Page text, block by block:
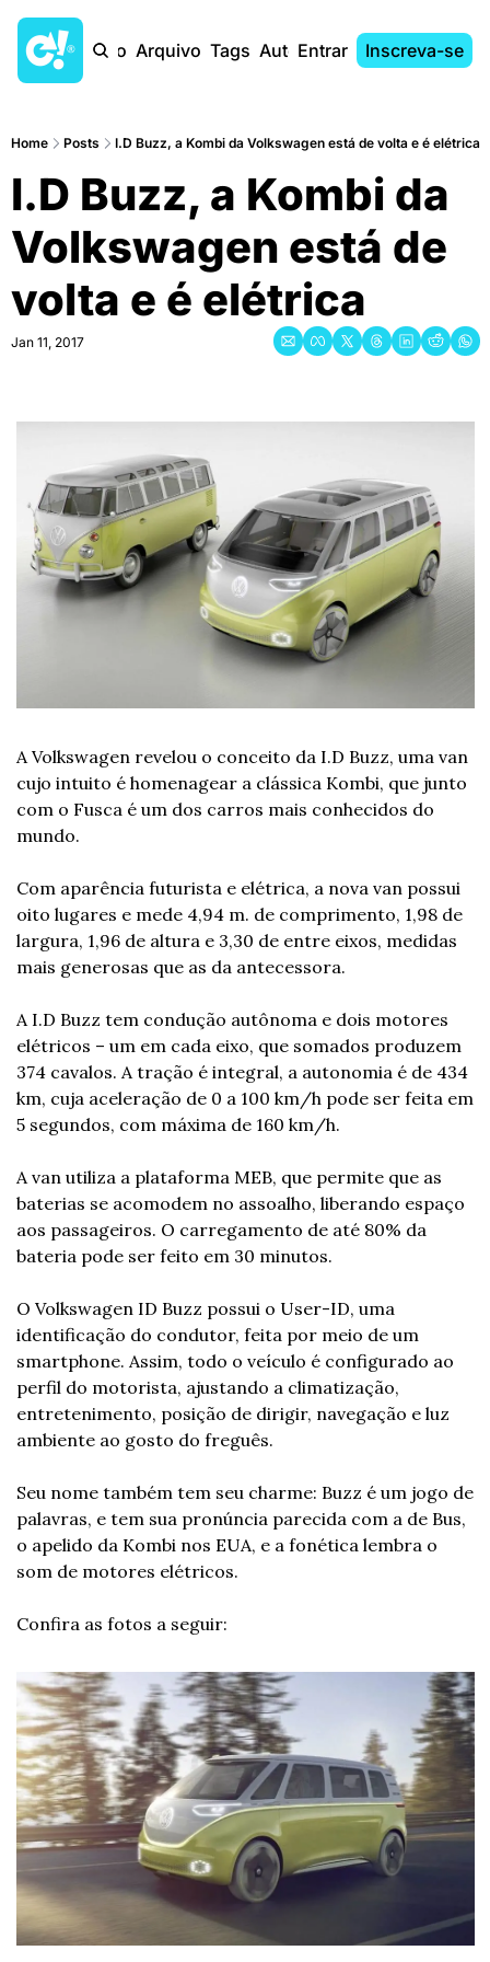
Início Arquivo Tags AutoresEntrar Inscreva-se
Home Posts I.D Buzz, a Kombi da Volkswagen está de volta e é elétrica
I.D Buzz, a Kombi da
Volkswagen está de
volta e é elétrica
Jan 11, 2017
A Volkswagen revelou o conceito da I.D Buzz, uma van
cujo intuito é homenagear a clássica Kombi, que junto
com o Fusca é um dos carros mais conhecidos do
mundo.
Com aparência futurista e elétrica, a nova van possui
oito lugares e mede 4,94 m. de comprimento, 1,98 de
largura, 1,96 de altura e 3,30 de entre eixos, medidas
mais generosas que as da antecessora.
A I.D Buzz tem condução autônoma e dois motores
elétricos – um em cada eixo, que somados produzem
374 cavalos. A tração é integral, a autonomia é de 434
km, cuja aceleração de 0 a 100 km/h pode ser feita em
5 segundos, com máxima de 160 km/h.
A van utiliza a plataforma MEB, que permite que as
baterias se acomodem no assoalho, liberando espaço
aos passageiros. O carregamento de até 80% da
bateria pode ser feito em 30 minutos.
O Volkswagen ID Buzz possui o User-ID, uma
identificação do condutor, feita por meio de um
smartphone. Assim, todo o veículo é configurado ao
perfil do motorista, ajustando a climatização,
entretenimento, posição de dirigir, navegação e luz
ambiente ao gosto do freguês.
Seu nome também tem seu charme: Buzz é um jogo de
palavras, e tem sua pronúncia parecida com a de Bus,
o apelido da Kombi nos EUA, e a fonética lembra o
som de motores elétricos.
Confira as fotos a seguir: